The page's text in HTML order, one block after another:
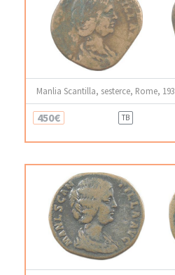
Manlia Scantilla, sesterce, Rome, 193
450€ TB